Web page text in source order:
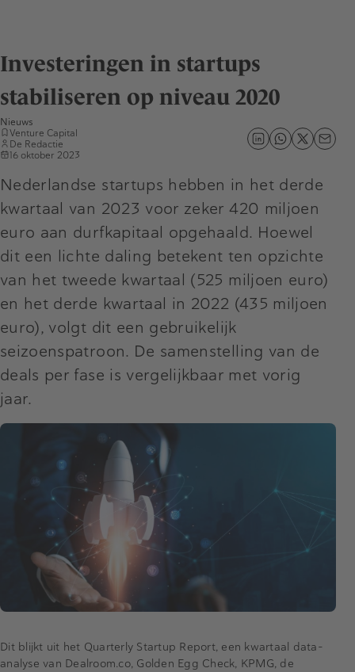
Investeringen in startups
stabiliseren op niveau 2020
Nieuws
Venture Capital
De Redactie
16 oktober 2023
Nederlandse startups hebben in het derde
kwartaal van 2023 voor zeker 420 miljoen
euro aan durfkapitaal opgehaald. Hoewel
dit een lichte daling betekent ten opzichte
van het tweede kwartaal (525 miljoen euro)
en het derde kwartaal in 2022 (435 miljoen
euro), volgt dit een gebruikelijk
seizoenspatroon. De samenstelling van de
deals per fase is vergelijkbaar met vorig
jaar.
Dit blijkt uit het Quarterly Startup Report, een kwartaal data-
analyse van Dealroom.co, Golden Egg Check, KPMG, de